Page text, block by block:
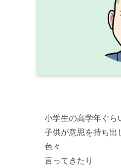
小学生の高学年ぐら
子供が意思を持ち出
色々
言ってきたり